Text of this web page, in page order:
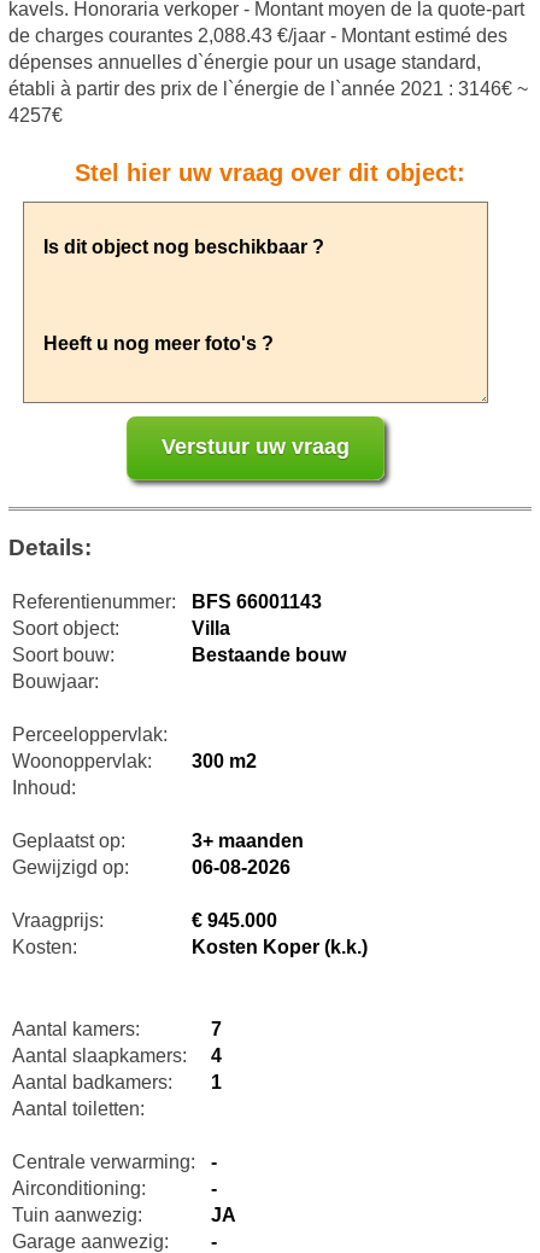
kavels. Honoraria verkoper - Montant moyen de la quote-part
de charges courantes 2,088.43 €/jaar - Montant estimé des
dépenses annuelles d`énergie pour un usage standard,
établi à partir des prix de l`énergie de l`année 2021 : 3146€ ~
4257€
Stel hier uw vraag over dit object:
Details:
Referentienummer:
BFS 66001143
Soort object:
Villa
Soort bouw:
Bestaande bouw
Bouwjaar:
Perceeloppervlak:
Woonoppervlak:
300 m2
Inhoud:
Geplaatst op:
3+ maanden
Gewijzigd op:
06-08-2026
Vraagprijs:
€ 945.000
Kosten:
Kosten Koper (k.k.)
Aantal kamers:
7
Aantal slaapkamers:
4
Aantal badkamers:
1
Aantal toiletten:
Centrale verwarming:
-
Airconditioning:
-
Tuin aanwezig:
JA
Garage aanwezig:
-